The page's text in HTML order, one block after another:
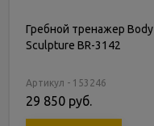
Гребной тренажер Body
Sculpture BR-3142
Артикул - 153246
29 850 руб.